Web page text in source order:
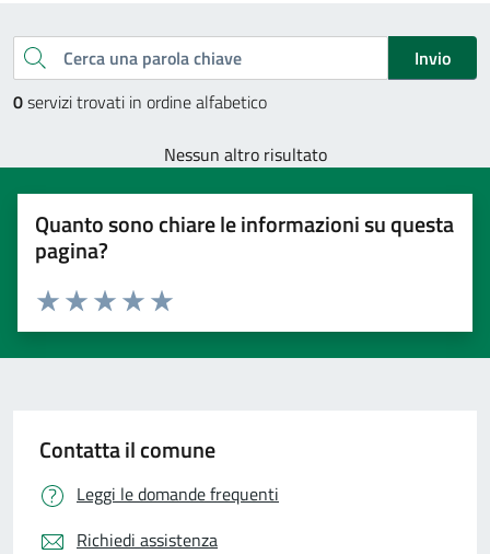
Esplora tutti i servizi
Cerca una parola chiave
Invio
0servizi trovati in ordine alfabetico
Nessun altro risultato
Quanto sono chiare le informazioni su questa
pagina?
Valuta 5 stelle su 5
Valuta 4 stelle su 5
Valuta 3 stelle su 5
Valuta 2 stelle su 5
Valuta 1 stelle su 5
Contatta il comune
Leggi le domande frequenti
Richiedi assistenza